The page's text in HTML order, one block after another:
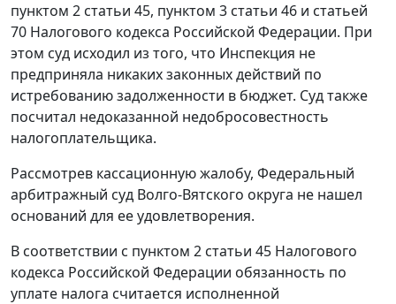
пунктом 2 статьи 45, пунктом 3 статьи 46 и статьей
70 Налогового кодекса Российской Федерации. При
этом суд исходил из того, что Инспекция не
предприняла никаких законных действий по
истребованию задолженности в бюджет. Суд также
посчитал недоказанной недобросовестность
налогоплательщика.
Рассмотрев кассационную жалобу, Федеральный
арбитражный суд Волго-Вятского округа не нашел
оснований для ее удовлетворения.
В соответствии с пунктом 2 статьи 45 Налогового
кодекса Российской Федерации обязанность по
уплате налога считается исполненной